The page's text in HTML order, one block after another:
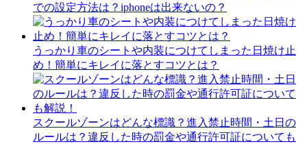
での設定方法は？iphoneは出来ないの？
うっかり車のシートや内装につけてしまった日焼け止
め！簡単にキレイに落とすコツとは？
スクールゾーンはどんな標識？進入禁止時間・土日の
ルールは？違反した時の罰金や通行許可証についても